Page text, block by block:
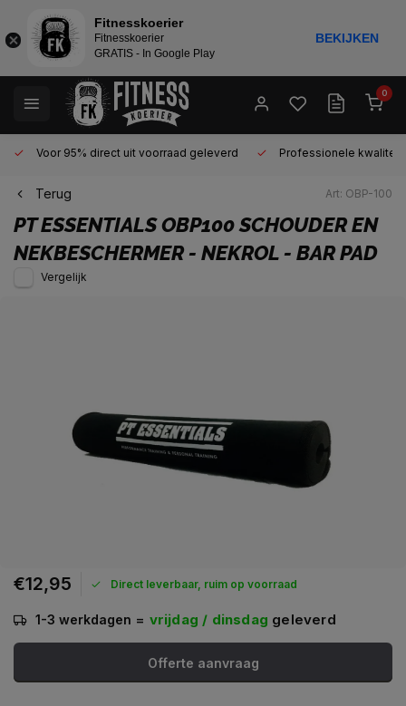
0
Voor 95% direct uit voorraad geleverd Professionele kwaliteit
Terug Art: OBP-100
PT ESSENTIALSOBP100 SCHOUDER EN
NEKBESCHERMER - NEKROL - BAR PAD
Vergelijk
€12,95 Direct leverbaar, ruim op voorraad
1-3 werkdagen = vrijdag / dinsdag geleverd
Offerte aanvraag
Fitnesskoerier
Fitnesskoerier
GRATIS - In Google Play
BEKIJKEN